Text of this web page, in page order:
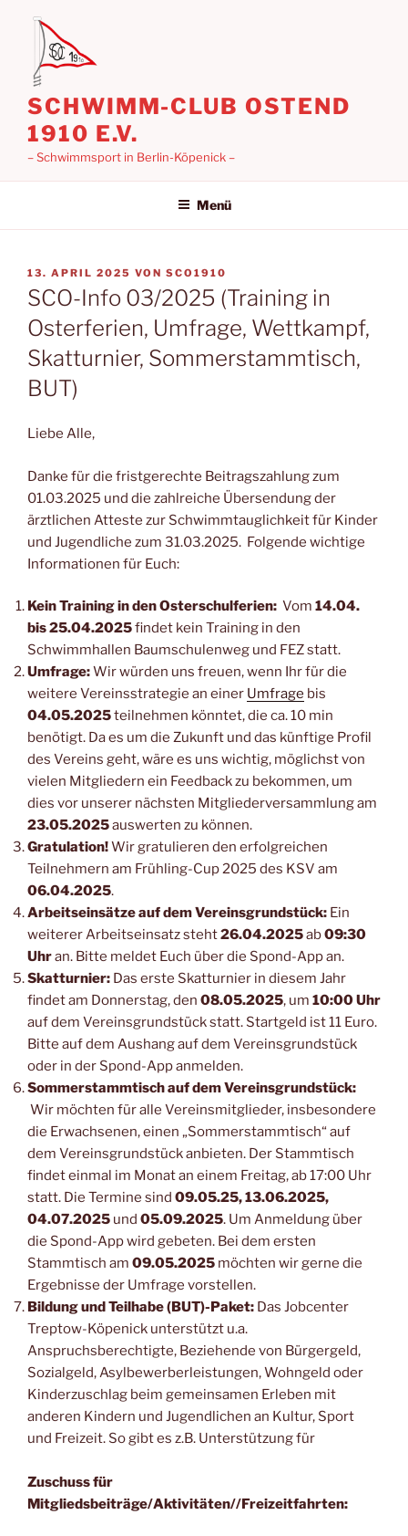
springen
SCHWIMM-CLUB OSTEND
1910 E.V.
– Schwimmsport in Berlin-Köpenick –
Menü
VERÖFFENTLICHT
AM
13. APRIL 2025 VON SCO1910
SCO-Info 03/2025 (Training in
Osterferien, Umfrage, Wettkampf,
Skatturnier, Sommerstammtisch,
BUT)
Liebe Alle,
Danke für die fristgerechte Beitragszahlung zum
01.03.2025 und die zahlreiche Übersendung der
ärztlichen Atteste zur Schwimmtauglichkeit für Kinder
und Jugendliche zum 31.03.2025. Folgende wichtige
Informationen für Euch:
Kein Training in den Osterschulferien: Vom 14.04.
bis 25.04.2025findet kein Training in den
Schwimmhallen Baumschulenweg und FEZ statt.
Umfrage:Wir würden uns freuen, wenn Ihr für die
weitere Vereinsstrategie an einer Umfrage bis
04.05.2025teilnehmen könntet, die ca. 10 min
benötigt. Da es um die Zukunft und das künftige Profil
des Vereins geht, wäre es uns wichtig, möglichst von
vielen Mitgliedern ein Feedback zu bekommen, um
dies vor unserer nächsten Mitgliederversammlung am
23.05.2025auswerten zu können.
Gratulation!Wir gratulieren den erfolgreichen
Teilnehmern am Frühling-Cup 2025 des KSV am
06.04.2025.
Arbeitseinsätze auf dem Vereinsgrundstück: Ein
weiterer Arbeitseinsatz steht26.04.2025ab09:30
Uhran. Bitte meldet Euch über die Spond-App an.
Skatturnier: Das erste Skatturnier in diesem Jahr
findet am Donnerstag, den 08.05.2025, um 10:00 Uhr
auf dem Vereinsgrundstück statt. Startgeld ist 11 Euro.
Bitte auf dem Aushang auf dem Vereinsgrundstück
oder in der Spond-App anmelden.
Sommerstammtisch auf dem Vereinsgrundstück:
Wir möchten für alle Vereinsmitglieder, insbesondere
die Erwachsenen, einen „Sommerstammtisch“ auf
dem Vereinsgrundstück anbieten. Der Stammtisch
findet einmal im Monat an einem Freitag, ab 17:00 Uhr
statt. Die Termine sind 09.05.25, 13.06.2025,
04.07.2025 und 05.09.2025. Um Anmeldung über
die Spond-App wird gebeten. Bei dem ersten
Stammtisch am 09.05.2025 möchten wir gerne die
Ergebnisse der Umfrage vorstellen.
Bildung und Teilhabe (BUT)-Paket: Das Jobcenter
Treptow-Köpenick unterstützt u.a.
Anspruchsberechtigte, Beziehende von Bürgergeld,
Sozialgeld, Asylbewerberleistungen, Wohngeld oder
Kinderzuschlag beim gemeinsamen Erleben mit
anderen Kindern und Jugendlichen an Kultur, Sport
und Freizeit. So gibt es z.B. Unterstützung für
Zuschuss für
Mitgliedsbeiträge/Aktivitäten//Freizeitfahrten: